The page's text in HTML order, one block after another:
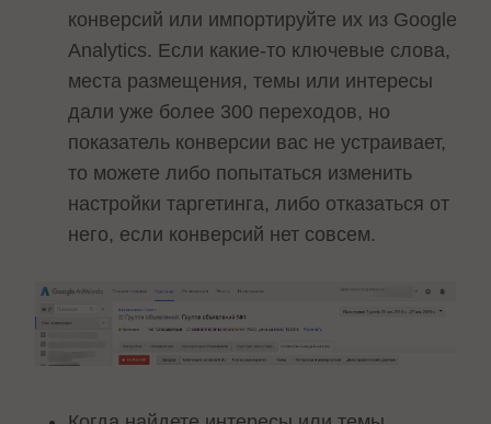
конверсий или импортируйте их из Google
Analytics. Если какие-то ключевые слова,
места размещения, темы или интересы
дали уже более 300 переходов, но
показатель конверсии вас не устраивает,
то можете либо попытаться изменить
настройки таргетинга, либо отказаться от
него, если конверсий нет совсем.